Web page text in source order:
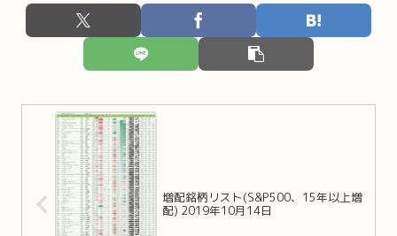
増配銘柄リスト(S&P500、15年以上増
配) 2019年10月14日